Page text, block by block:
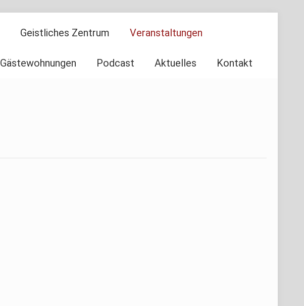
Geistliches Zentrum Veranstaltungen
Gästewohnungen Podcast Aktuelles Kontakt